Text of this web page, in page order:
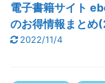
電子書籍サイト
のお得情報まとめ
2022/11/4